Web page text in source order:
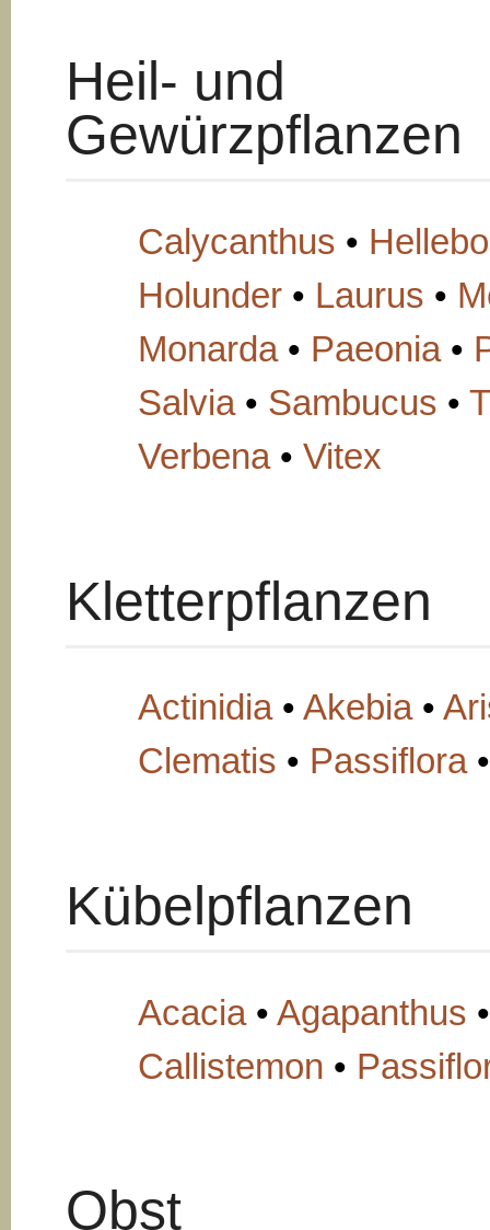
Heil- und
Gewürzpflanzen
Calycanthus •
Holunder • Laurus •
Monarda• Paeonia•
Salvia• Sambucus •
Verbena•Vitex
Kletterpflanzen
Actinidia•Akebia•
Clematis • Passiflora
Kübelpflanzen
Acacia•Agapanthus •
Callistemon •
Obst